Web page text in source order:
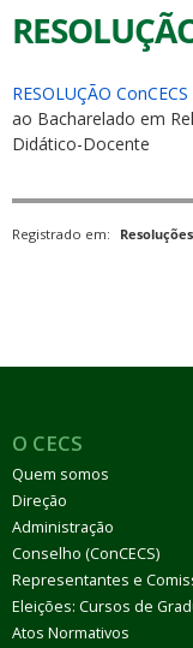
RESOLUÇÃO
ao Bacharelado em
Didático-Docente
Registrado em:
O CECS
Quem somos
Direção
Administração
Conselho (ConCECS)
Representantes e
Eleições: Cursos de
Atos Normativos